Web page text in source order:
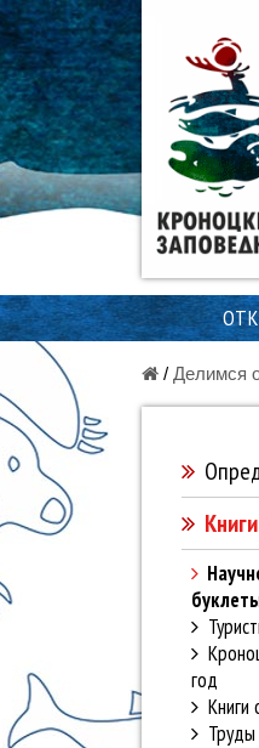
/ Делимся
год
Книги
Труды